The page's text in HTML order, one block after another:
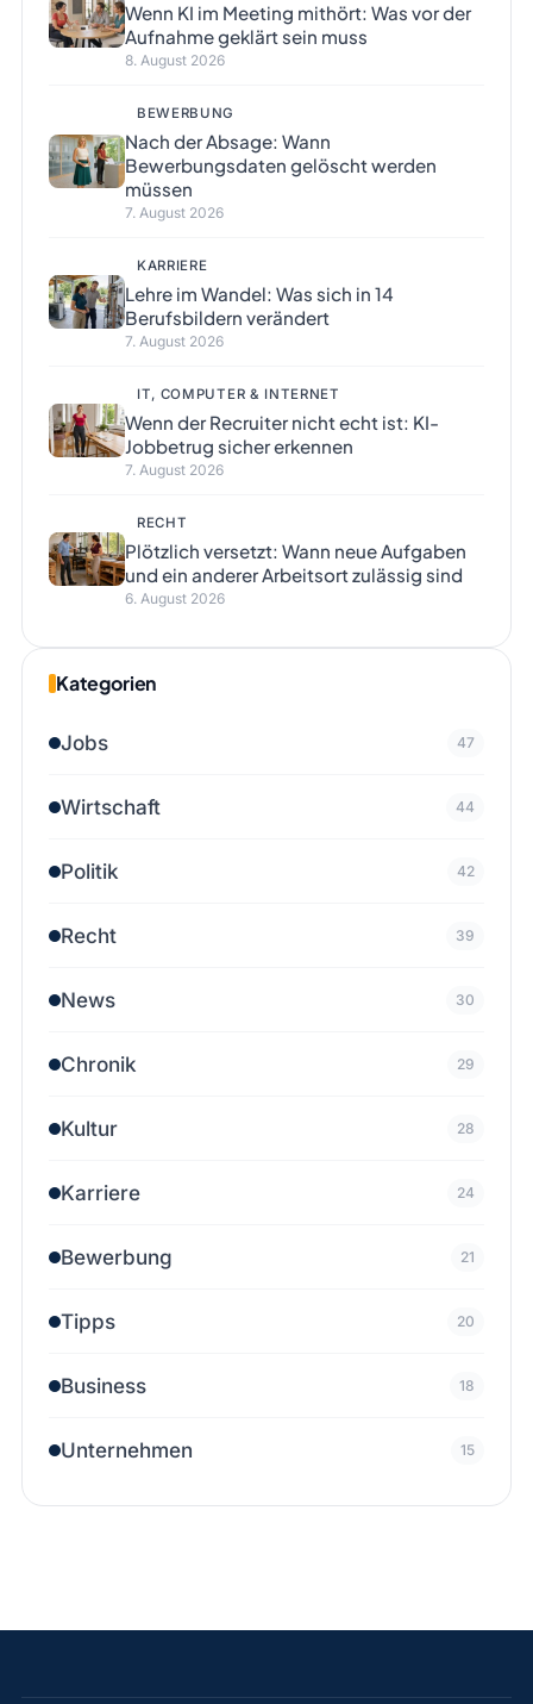
Wenn KI im Meeting mithört: Was vor der
Aufnahme geklärt sein muss
8. August 2026
BEWERBUNG
Nach der Absage: Wann
Bewerbungsdaten gelöscht werden
müssen
7. August 2026
KARRIERE
Lehre im Wandel: Was sich in 14
Berufsbildern verändert
7. August 2026
IT, COMPUTER & INTERNET
Wenn der Recruiter nicht echt ist: KI-
Jobbetrug sicher erkennen
7. August 2026
RECHT
Plötzlich versetzt: Wann neue Aufgaben
und ein anderer Arbeitsort zulässig sind
6. August 2026
Kategorien
Jobs 47
Wirtschaft 44
Politik 42
Recht 39
News 30
Chronik 29
Kultur 28
Karriere 24
Bewerbung 21
Tipps 20
Business 18
Unternehmen 15